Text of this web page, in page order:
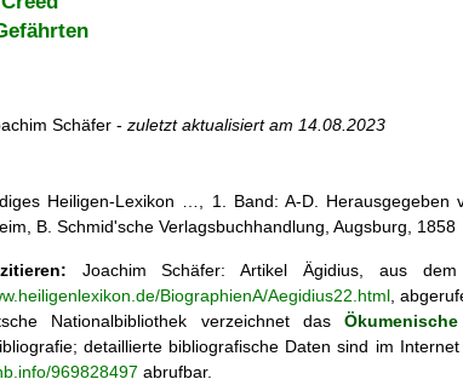
Schäfer - zuletzt aktualisiert am 14.08.2023
Heiligen-Lexikon …, 1. Band: A-D.
B. Schmid'sche Verlagsbuchhandlung, Augsburg, 1858
Joachim Schäfer: ArtikelÄgidius, aus
BiographienA/Aegidius22.html ,
Nationalbibliothek verzeichnet das
detaillierte bibliografische Daten sind im
969828497 abrufbar.